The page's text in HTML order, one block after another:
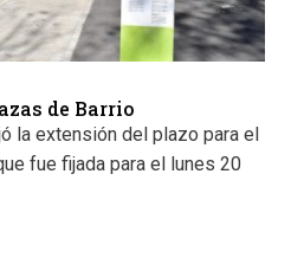
de Barrio
la extensión del plazo para el
fue fijada para el lunes 20